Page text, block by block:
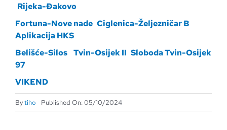
Rijeka-Đakovo
Fortuna-Nove nade Ciglenica-Željezničar B
Aplikacija HKS
Belišće-Silos Tvin-Osijek II Sloboda Tvin-Osijek
97
VIKEND
Bytiho Published On: 05/10/2024